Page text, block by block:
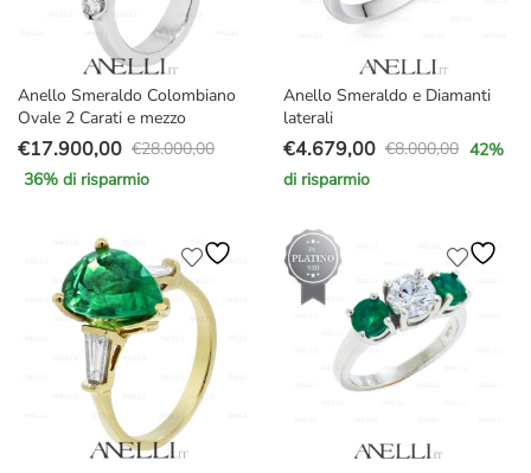
Anello Smeraldo Colombiano
Ovale 2 Carati e mezzo
€28.000,00
Il
prezzo
€28.000,00.
€17.900,00
Il
prezzo
€17.900,00.
36% di risparmio
Anello Smeraldo e Diamanti
laterali
€8.000,00
Il
prezzo
era:
€8.000,00.
€4.679,00
Il
prezzo
è:
€4.679,00.
42%
di risparmio